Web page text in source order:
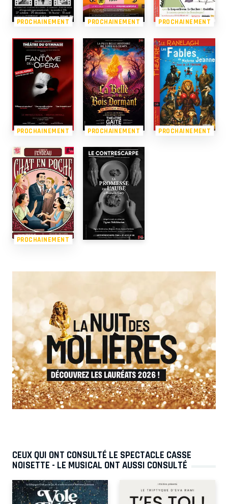
PROCHAINEMENT PROCHAINEMENT PROCHAINEMENT
PROCHAINEMENT PROCHAINEMENT PROCHAINEMENT
PROCHAINEMENT
CEUX QUI ONT CONSULTÉ LE SPECTACLE CASSE
NOISETTE - LE MUSICAL ONT AUSSI CONSULTÉ